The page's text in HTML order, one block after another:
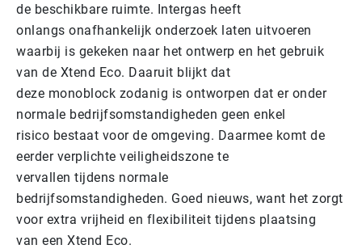
de beschikbare ruimte. Intergas heeft
onlangs onafhankelijk onderzoek laten uitvoeren
waarbij is gekeken naar het ontwerp en het gebruik
van de Xtend Eco. Daaruit blijkt dat
deze monoblock zodanig is ontworpen dat er onder
normale bedrijfsomstandigheden geen enkel
risico bestaat voor de omgeving. Daarmee komt de
eerder verplichte veiligheidszone te
vervallen tijdens normale
bedrijfsomstandigheden. Goed nieuws, want het zorgt
voor extra vrijheid en flexibiliteit tijdens plaatsing
van een Xtend Eco.